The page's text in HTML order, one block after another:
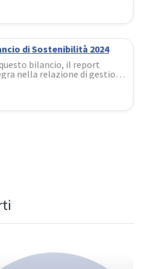
obiettivi ESG nella
di Sostenibilità 2024
bilancio, il report
nella relazione di gestione
coerenza con l’applicazione
modello di business
da tempo